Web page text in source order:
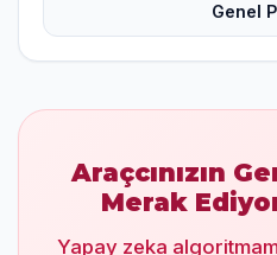
Genel
Araçcınızın
Merak
Yapay zeka